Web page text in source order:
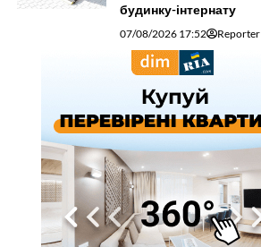
будинку-інтернату
07/08/2026 17:52 Reporter